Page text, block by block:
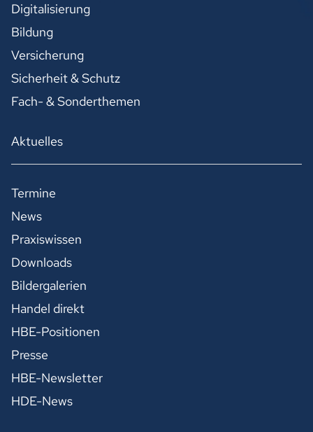
Digitalisierung
Bildung
Versicherung
Sicherheit & Schutz
Fach- & Sonderthemen
Aktuelles
Termine
News
Praxiswissen
Downloads
Bildergalerien
Handel direkt
HBE-Positionen
Presse
HBE-Newsletter
HDE-News